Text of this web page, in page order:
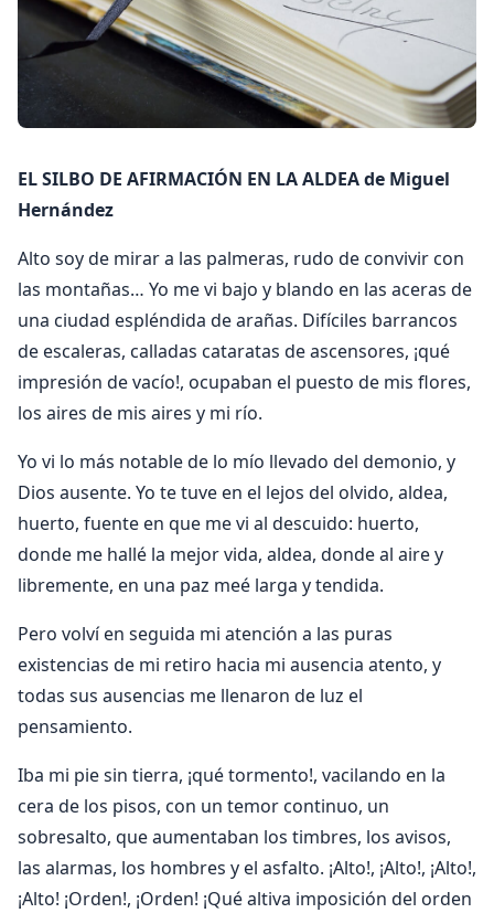
EL SILBO DE AFIRMACIÓN EN LA ALDEA de Miguel
Hernández
Alto soy de mirar a las palmeras, rudo de convivir con
las montañas… Yo me vi bajo y blando en las aceras de
una ciudad espléndida de arañas. Difíciles barrancos
de escaleras, calladas cataratas de ascensores, ¡qué
impresión de vacío!, ocupaban el puesto de mis flores,
los aires de mis aires y mi río.
Yo vi lo más notable de lo mío llevado del demonio, y
Dios ausente. Yo te tuve en el lejos del olvido, aldea,
huerto, fuente en que me vi al descuido: huerto,
donde me hallé la mejor vida, aldea, donde al aire y
libremente, en una paz meé larga y tendida.
Pero volví en seguida mi atención a las puras
existencias de mi retiro hacia mi ausencia atento, y
todas sus ausencias me llenaron de luz el
pensamiento.
Iba mi pie sin tierra, ¡qué tormento!, vacilando en la
cera de los pisos, con un temor continuo, un
sobresalto, que aumentaban los timbres, los avisos,
las alarmas, los hombres y el asfalto. ¡Alto!, ¡Alto!, ¡Alto!,
¡Alto! ¡Orden!, ¡Orden! ¡Qué altiva imposición del orden